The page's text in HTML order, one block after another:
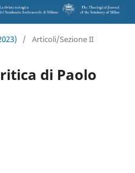
/ Articoli/Sezione II
di Paolo